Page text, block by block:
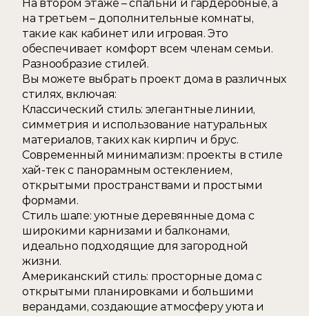
На втором этаже – спальни и гардеробные, а
на третьем – дополнительные комнаты,
такие как кабинет или игровая. Это
обеспечивает комфорт всем членам семьи.
Разнообразие стилей.
Вы можете выбрать проект дома в различных
стилях, включая:
Классический стиль: элегантные линии,
симметрия и использование натуральных
материалов, таких как кирпич и брус.
Современный минимализм: проекты в стиле
хай-тек с панорамным остеклением,
открытыми пространствами и простыми
формами.
Стиль шале: уютные деревянные дома с
широкими карнизами и балконами,
идеально подходящие для загородной
жизни.
Американский стиль: просторные дома с
открытыми планировками и большими
верандами, создающие атмосферу уюта и